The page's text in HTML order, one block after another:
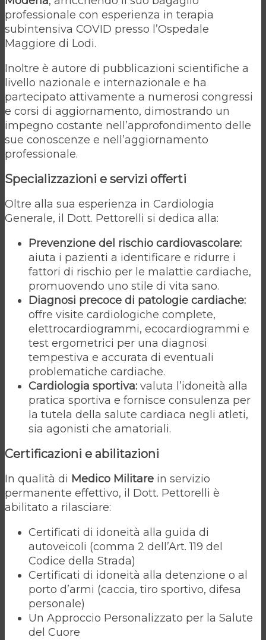
professionale con esperienza in terapia
subintensiva COVID presso l’Ospedale
Maggiore di Lodi.
Inoltre è autore di pubblicazioni scientifiche a
livello nazionale e internazionale e ha
partecipato attivamente a numerosi congressi
e corsi di aggiornamento, dimostrando un
impegno costante nell’approfondimento delle
sue conoscenze e nell’aggiornamento
professionale.
Specializzazioni e servizi offerti
Oltre alla sua esperienza in Cardiologia
Generale, il Dott. Pettorelli si dedica alla:
Prevenzione del rischio cardiovascolare:
aiuta i pazienti a identificare e ridurre i
fattori di rischio per le malattie cardiache,
promuovendo uno stile di vita sano.
Diagnosi precoce di patologie cardiache:
offre visite cardiologiche complete,
elettrocardiogrammi, ecocardiogrammi e
test ergometrici per una diagnosi
tempestiva e accurata di eventuali
problematiche cardiache.
Cardiologia sportiva: valuta l’idoneità alla
pratica sportiva e fornisce consulenza per
la tutela della salute cardiaca negli atleti,
sia agonisti che amatoriali.
Certificazioni e abilitazioni
In qualità di Medico Militare in servizio
permanente effettivo, il Dott. Pettorelli è
abilitato a rilasciare:
Certificati di idoneità alla guida di
autoveicoli (comma 2 dell’Art. 119 del
Codice della Strada)
Certificati di idoneità alla detenzione o al
porto d’armi (caccia, tiro sportivo, difesa
personale)
Un Approccio Personalizzato per la Salute
del Cuore